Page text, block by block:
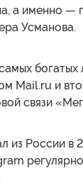
а именно —
Усманова.
Mail.ru и
связи
из России в